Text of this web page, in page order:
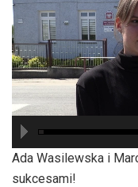
Ada Wasilewska i
sukcesami!